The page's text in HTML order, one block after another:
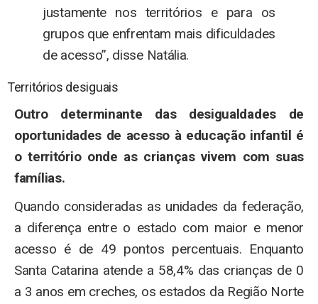
justamente nos territórios e para os
grupos que enfrentam mais dificuldades
de acesso”, disse Natália.
Territórios desiguais
Outro determinante das desigualdades de
oportunidades de acesso à educação infantil é
o território onde as crianças vivem com suas
famílias.
Quando consideradas as unidades da federação,
a diferença entre o estado com maior e menor
acesso é de 49 pontos percentuais. Enquanto
Santa Catarina atende a 58,4% das crianças de 0
a 3 anos em creches, os estados da Região Norte